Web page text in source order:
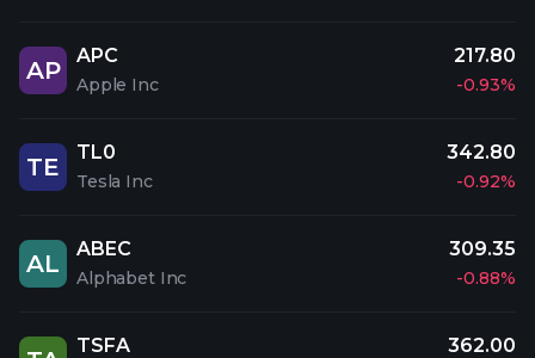
AP
APC
Apple Inc
217.80
-0.93%
TE
TL0
Tesla Inc
342.80
-0.92%
AL
ABEC
Alphabet Inc
309.35
-0.88%
TSFA 362.00